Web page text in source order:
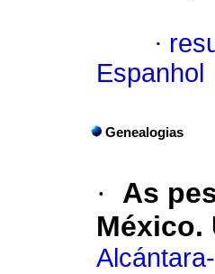
·
Espanhol
Genealogias
·
As
México.